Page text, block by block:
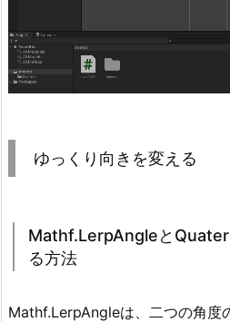
g
と
a
t
r
Vector3
/// <summary>
/// ターゲットへの方
Vector3
{
ゆっくり向きを変える
Mathf.LerpAngleと
る方法
Mathf.LerpAngleは、二つの角度